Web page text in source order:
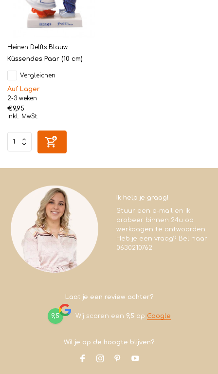
Heinen Delfts Blauw
Küssendes Paar (10 cm)
Vergleichen
Auf Lager
2-3 weken
€9,95
Inkl. MwSt.
Ik help je graag!
Stuur een e-mail en ik
probeer binnen 24u op
werkdagen te antwoorden.
Heb je een vraag? Bel naar
0630210762
Laat je een review achter?
9,5 Wij scoren een 9,5 op Google
Wil je op de hoogte blijven?